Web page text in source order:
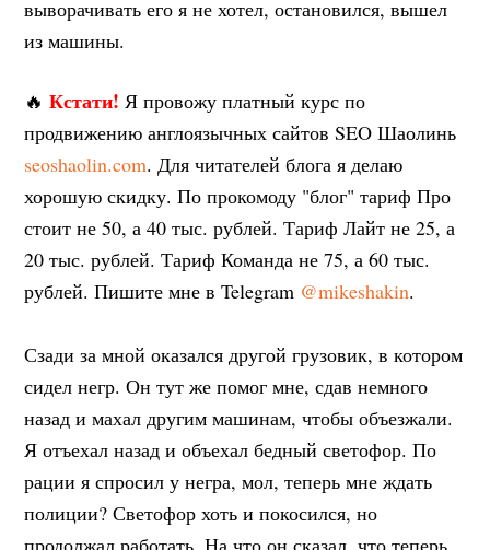
выворачивать его я не хотел, остановился, вышел
из машины.
🔥Кстати! Я провожу платный курс по
продвижению англоязычных сайтов SEO Шаолинь
seoshaolin.com. Для читателей блога я делаю
хорошую скидку. По прокомоду "блог" тариф Про
стоит не 50, а 40 тыс. рублей. Тариф Лайт не 25, а
20 тыс. рублей. Тариф Команда не 75, а 60 тыс.
рублей. Пишите мне в Telegram @mikeshakin.
Сзади за мной оказался другой грузовик, в котором
сидел негр. Он тут же помог мне, сдав немного
назад и махал другим машинам, чтобы объезжали.
Я отъехал назад и объехал бедный светофор. По
рации я спросил у негра, мол, теперь мне ждать
полиции? Светофор хоть и покосился, но
продолжал работать. На что он сказал, что теперь